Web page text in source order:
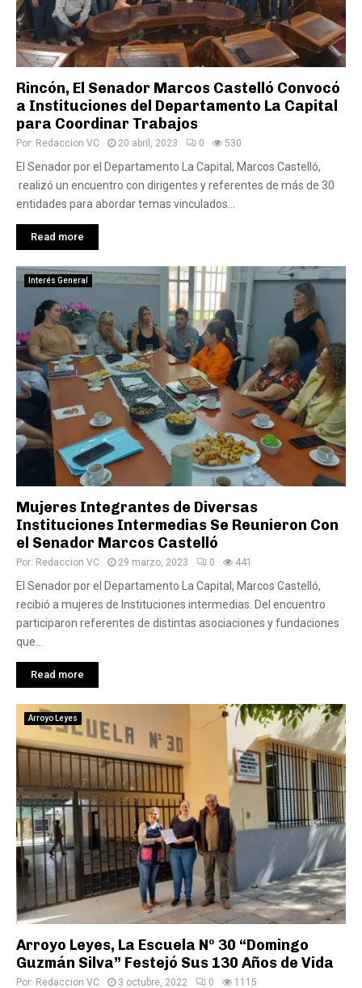
Rincón, El Senador Marcos Castelló Convocó
a Instituciones del Departamento La Capital
para Coordinar Trabajos
Por: Redaccion VC 20 abril, 2023 0 530
El Senador por el Departamento La Capital, Marcos Castelló,
realizó un encuentro con dirigentes y referentes de más de 30
entidades para abordar temas vinculados...
Read more
Interés General
Mujeres Integrantes de Diversas
Instituciones Intermedias Se Reunieron Con
el Senador Marcos Castelló
Por: Redaccion VC 29 marzo, 2023 0 441
El Senador por el Departamento La Capital, Marcos Castelló,
recibió a mujeres de Instituciones intermedias. Del encuentro
participaron referentes de distintas asociaciones y fundaciones
que...
Read more
Arroyo Leyes
Arroyo Leyes, La Escuela Nº 30 “Domingo
Guzmán Silva” Festejó Sus 130 Años de Vida
Por: Redaccion VC 3 octubre, 2022 0 1115